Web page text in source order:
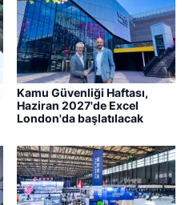
Kamu Güvenliği Haftası,
Haziran 2027'de Excel
London'da başlatılacak